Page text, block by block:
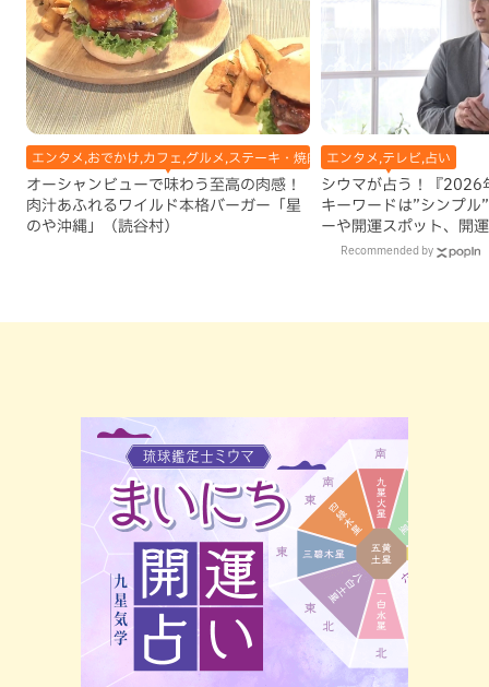
エンタメ,おでかけ,カフェ,グルメ,ステーキ・焼肉,テレビ,ハンバーガー,ホテ
オーシャンビューで味わう至高の肉感！
肉汁あふれるワイルド本格バーガー「星
のや沖縄」（読谷村）
エンタメ,テレビ,占い
シウマが占う！『2026
キーワードは”シンプル
ーや開運スポット、開
Recommended by